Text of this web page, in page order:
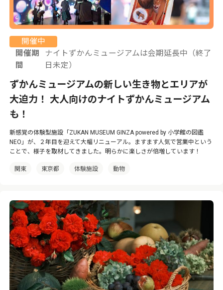
開催中
開催期
間
ナイトずかんミュージアムは会期延長中（終了
日未定）
ずかんミュージアムの新しい生き物とエリアが
大迫力！ 大人向けのナイトずかんミュージアム
も！
新感覚の体験型施設「ZUKAN MUSEUM GINZA powered by 小学館の図鑑
NEO」が、２年目を迎えて大幅リニューアル。ますます人気で営業中という
ことで、様子を取材してきました。明らかに楽しさが倍増しています！
関東 東京都 体験施設 動物